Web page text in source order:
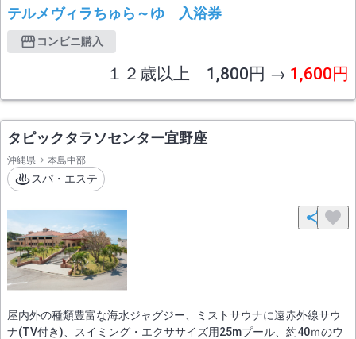
テルメヴィラちゅら～ゆ 入浴券
コンビニ購入
１２歳以上 1,800円 → 1,600円
タピックタラソセンター宜野座
沖縄県 本島中部
スパ・エステ
屋内外の種類豊富な海水ジャグジー、ミストサウナに遠赤外線サウ
ナ(TV付き)、スイミング・エクササイズ用25mプール、約40ｍのウ